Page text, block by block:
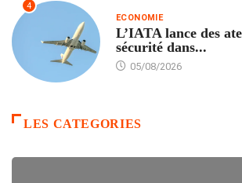
4
ECONOMIE
L’IATA lance des
sécurité dans...
05/08/2026
LES CATEGORIES